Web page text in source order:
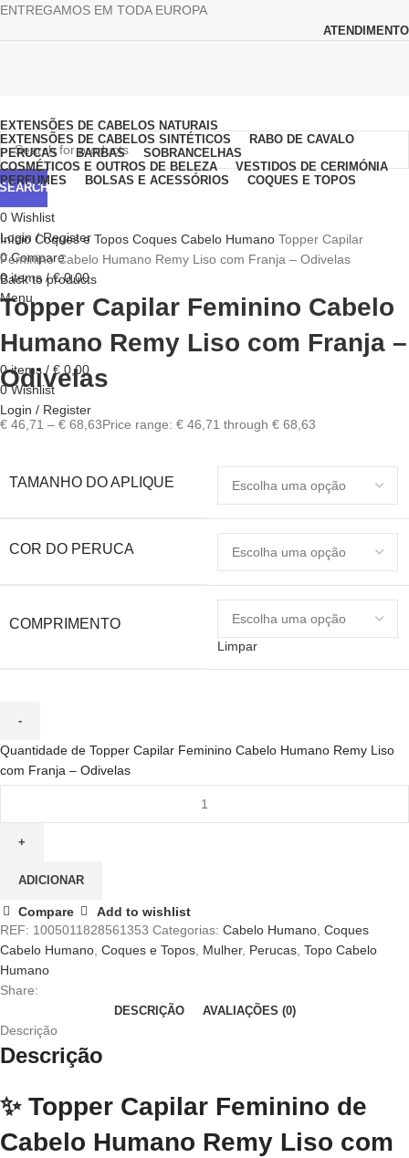
ENTREGAMOS EM TODA EUROPA
ATENDIMENTO
SEARCH
0 Wishlist
Login / Register
0 Compare
0items / €0,00
Menu
0items / € 0,00
0Wishlist
Login / Register
EXTENSÕES DE CABELOS NATURAIS
EXTENSÕES DE CABELOS SINTÉTICOS
RABO DE CAVALO
PERUCAS
BARBAS
SOBRANCELHAS
COSMÉTICOS E OUTROS DE BELEZA
VESTIDOS DE CERIMÓNIA
PERFUMES
BOLSAS E ACESSÓRIOS COQUES E TOPOS
Click to enlarge
Início Coques e Topos Coques Cabelo Humano Topper Capilar
Feminino Cabelo Humano Remy Liso com Franja – Odivelas
Back to products
Topper Capilar Feminino Cabelo
Humano Remy Liso com Franja –
Odivelas
€ 46,71 – € 68,63Price range: € 46,71 through € 68,63
TAMANHO DO APLIQUE
COR DO PERUCA
COMPRIMENTO
Limpar
Quantidade de Topper Capilar Feminino Cabelo Humano Remy Liso
com Franja – Odivelas
ADICIONAR
Compare
Add to wishlist
REF: 1005011828561353 Categorias: Cabelo Humano, Coques
Cabelo Humano, Coques e Topos, Mulher, Perucas, Topo Cabelo
Humano
Share:
DESCRIÇÃO AVALIAÇÕES (0)
Descrição
Descrição
✨ Topper Capilar Feminino de
Cabelo Humano Remy Liso com